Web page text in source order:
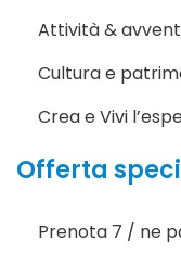
Attività &
Cultura e
Crea e Vivi
Offerta
Prenota 7 / ne